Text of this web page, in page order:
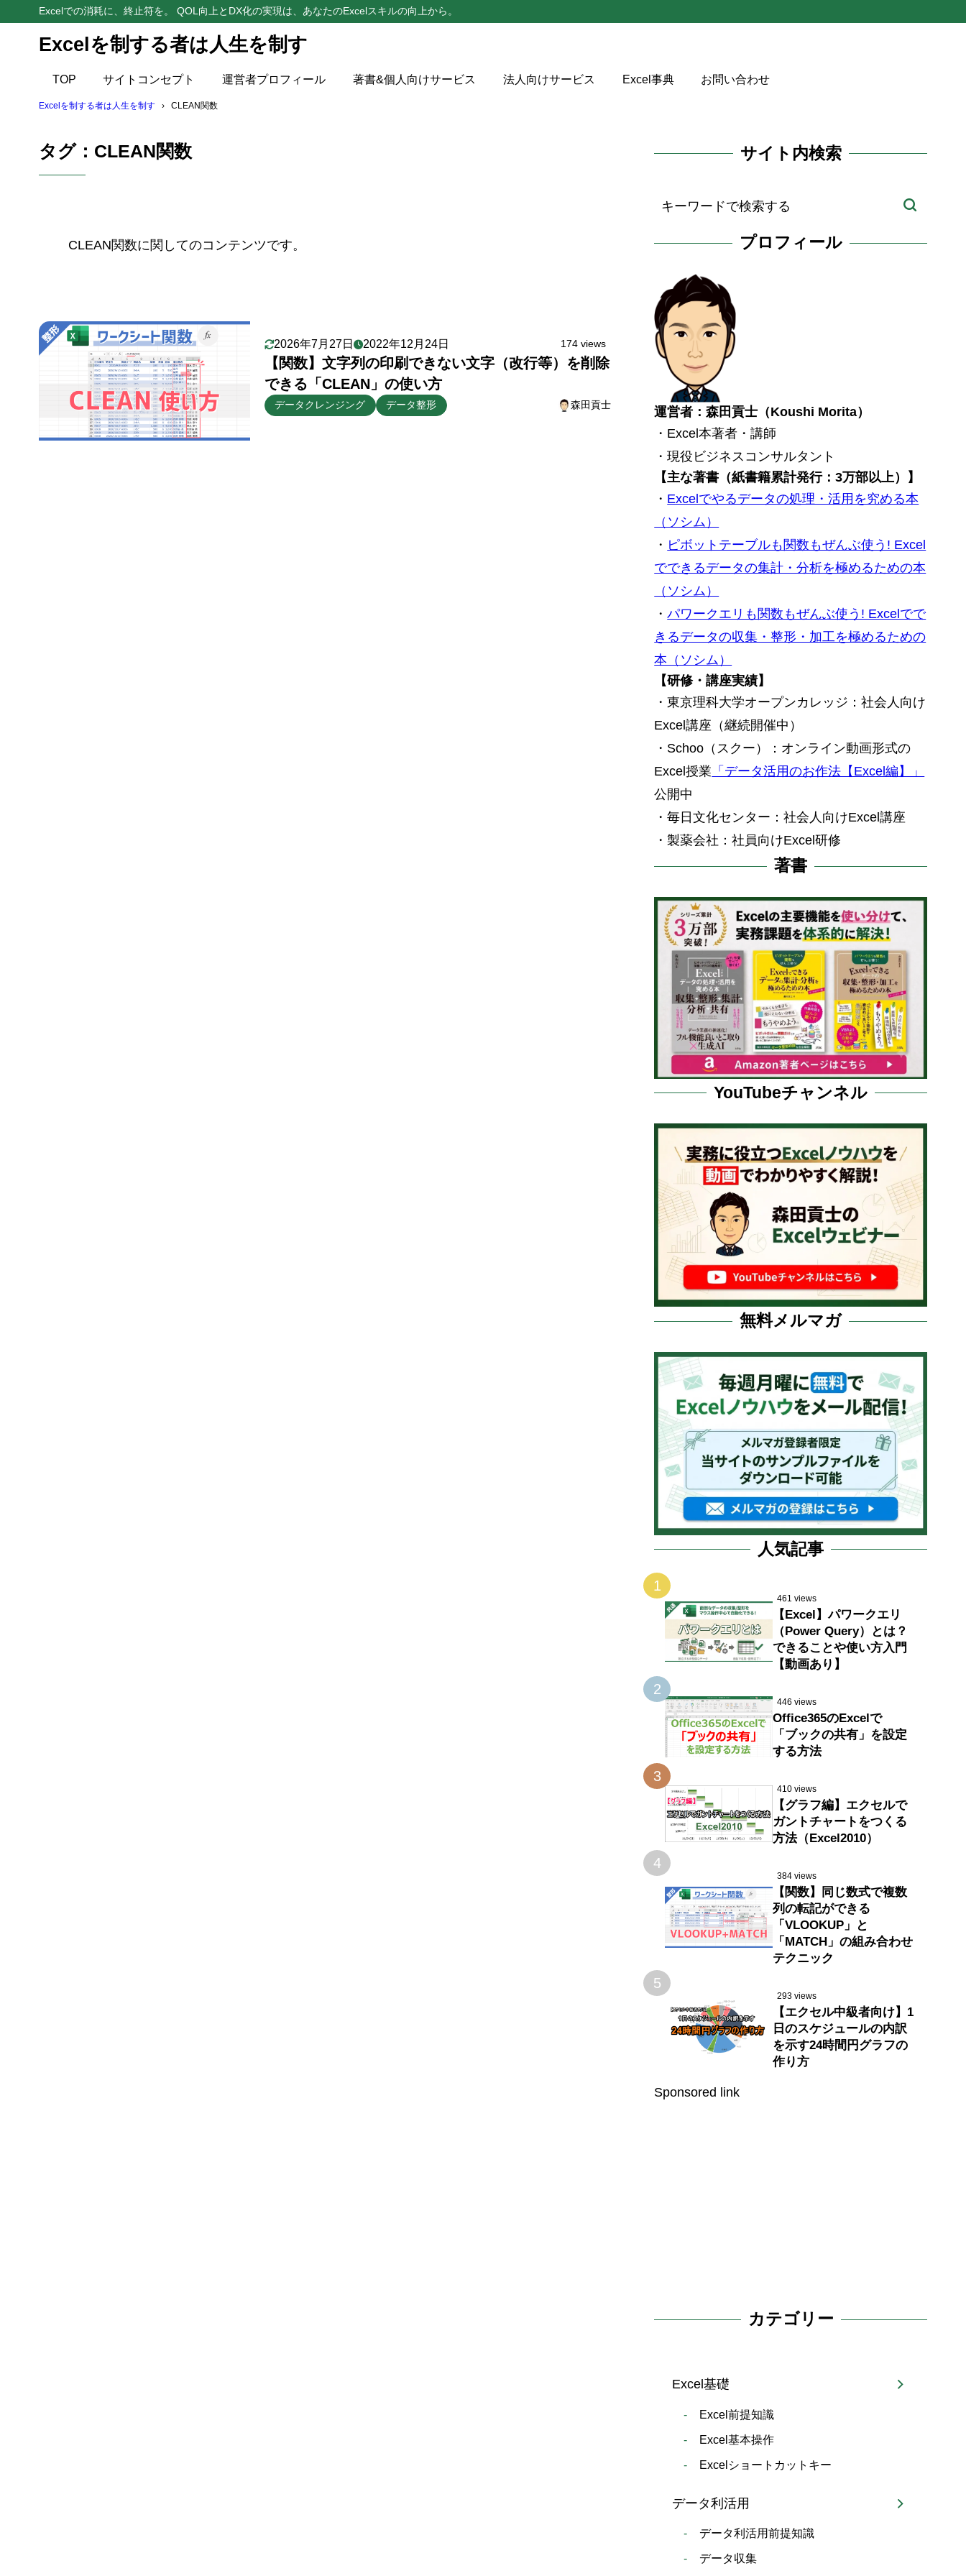
Excelでの消耗に、終止符を。 QOL向上とDX化の実現は、あなたのExcelスキルの向上から。
Excelを制する者は人生を制す
TOP サイトコンセプト 運営者プロフィール 著書&個人向けサービス 法人向けサービス Excel事典 お問い合わせ
Excelを制する者は人生を制す CLEAN関数
タグ：CLEAN関数
CLEAN関数に関してのコンテンツです。
2026年7月27日 2022年12月24日 174 views
【関数】文字列の印刷できない文字（改行等）を削除
できる「CLEAN」の使い方
データクレンジング データ整形 森田貢士
サイト内検索
プロフィール
運営者：森田貢士（Koushi Morita）
・Excel本著者・講師
・現役ビジネスコンサルタント
【主な著書（紙書籍累計発行：3万部以上）】
・ Excelでやるデータの処理・活用を究める本
（ソシム）
・ ピボットテーブルも関数もぜんぶ使う! Excel
でできるデータの集計・分析を極めるための本
（ソシム）
・パワークエリも関数もぜんぶ使う! Excelでで
きるデータの収集・整形・加工を極めるための
本（ソシム）
【研修・講座実績】
・東京理科大学オープンカレッジ：社会人向け
Excel講座（継続開催中）
・Schoo（スクー）：オンライン動画形式の
Excel授業 「データ活用のお作法【Excel編】」
公開中
・毎日文化センター：社会人向けExcel講座
・製薬会社：社員向けExcel研修
著書
YouTubeチャンネル
無料メルマガ
人気記事
1
461 views
【Excel】パワークエリ
（Power Query）とは？
できることや使い方入門
【動画あり】
2
446 views
Office365のExcelで
「ブックの共有」を設定
する方法
3
410 views
【グラフ編】エクセルで
ガントチャートをつくる
方法（Excel2010）
4
384 views
【関数】同じ数式で複数
列の転記ができる
「VLOOKUP」と
「MATCH」の組み合わせ
テクニック
5
293 views
【エクセル中級者向け】1
日のスケジュールの内訳
を示す24時間円グラフの
作り方
Sponsored link
カテゴリー
Excel基礎
Excel前提知識
Excel基本操作
Excelショートカットキー
データ利活用
データ利活用前提知識
データ収集